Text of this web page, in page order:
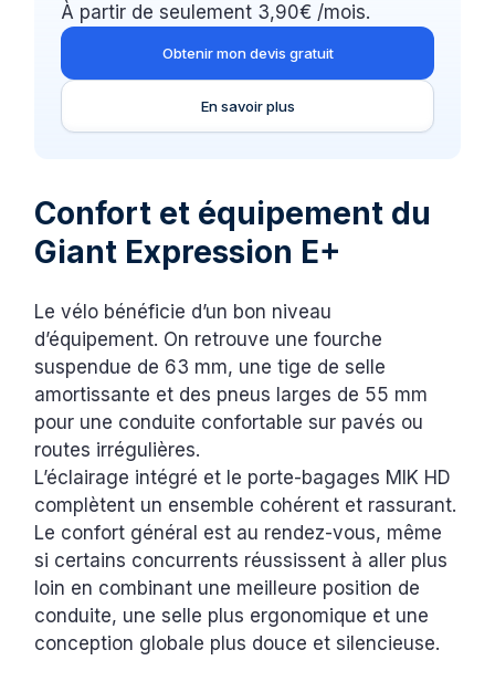
À partir de seulement 3,90€ /mois.
Obtenir mon devis gratuit
En savoir plus
Confort et équipement du
Giant Expression E+
Le vélo bénéficie d’un bon niveau
d’équipement. On retrouve une fourche
suspendue de 63 mm, une tige de selle
amortissante et des pneus larges de 55 mm
pour une conduite confortable sur pavés ou
routes irrégulières.
L’éclairage intégré et le porte-bagages MIK HD
complètent un ensemble cohérent et rassurant.
Le confort général est au rendez-vous, même
si certains concurrents réussissent à aller plus
loin en combinant une meilleure position de
conduite, une selle plus ergonomique et une
conception globale plus douce et silencieuse.